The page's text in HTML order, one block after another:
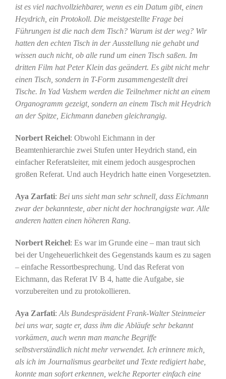
ist es viel nachvollziehbarer, wenn es ein Datum gibt, einen
Heydrich, ein Protokoll. Die meistgestellte Frage bei
Führungen ist die nach dem Tisch? Warum ist der weg? Wir
hatten den echten Tisch in der Ausstellung nie gehabt und
wissen auch nicht, ob alle rund um einen Tisch saßen. Im
dritten Film hat Peter Klein das geändert. Es gibt nicht mehr
einen Tisch, sondern in T-Form zusammengestellt drei
Tische. In Yad Vashem werden die Teilnehmer nicht an einem
Organogramm gezeigt, sondern an einem Tisch mit Heydrich
an der Spitze, Eichmann daneben gleichrangig.
Norbert Reichel: Obwohl Eichmann in der
Beamtenhierarchie zwei Stufen unter Heydrich stand, ein
einfacher Referatsleiter, mit einem jedoch ausgesprochen
großen Referat. Und auch Heydrich hatte einen Vorgesetzten.
Aya Zarfati: Bei uns sieht man sehr schnell, dass Eichmann
zwar der bekannteste, aber nicht der hochrangigste war. Alle
anderen hatten einen höheren Rang.
Norbert Reichel: Es war im Grunde eine – man traut sich
bei der Ungeheuerlichkeit des Gegenstands kaum es zu sagen
– einfache Ressortbesprechung. Und das Referat von
Eichmann, das Referat IV B 4, hatte die Aufgabe, sie
vorzubereiten und zu protokollieren.
Aya Zarfati: Als Bundespräsident Frank-Walter Steinmeier
bei uns war, sagte er, dass ihm die Abläufe sehr bekannt
vorkämen, auch wenn man manche Begriffe
selbstverständlich nicht mehr verwendet. Ich erinnere mich,
als ich im Journalismus gearbeitet und Texte redigiert habe,
konnte man sofort erkennen, welche Reporter einfach eine